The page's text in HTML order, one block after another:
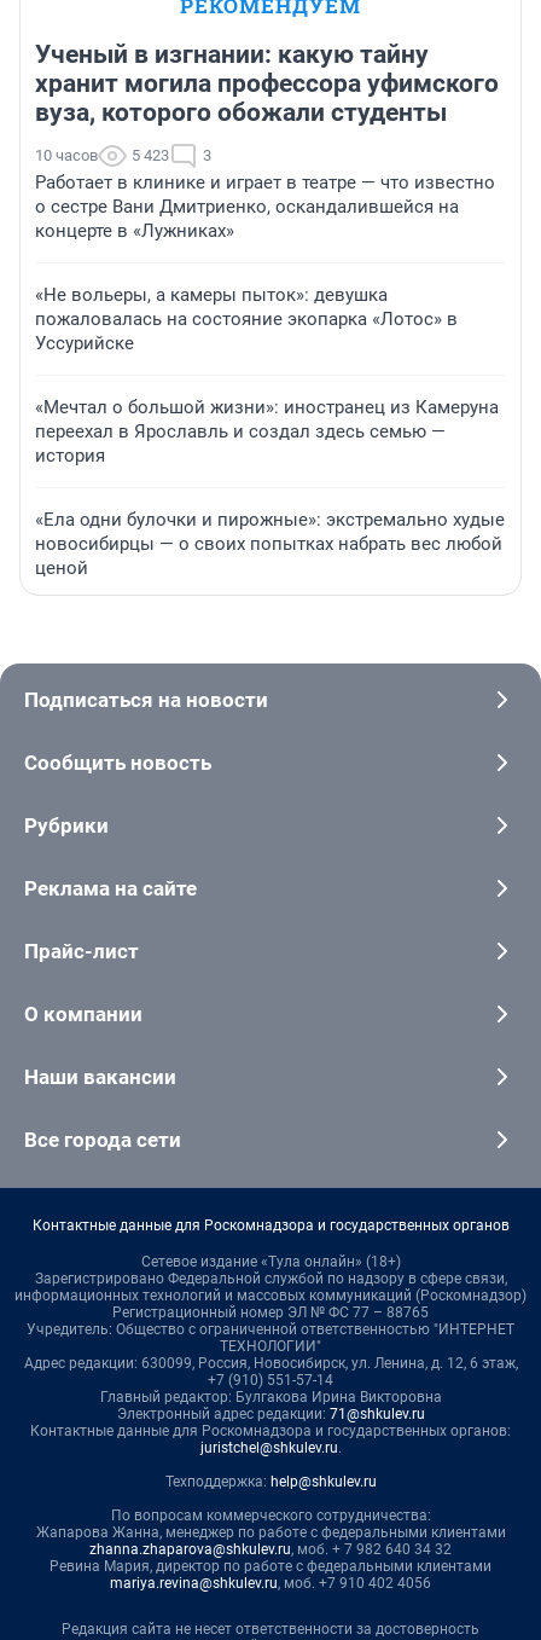
Ученый в изгнании: какую тайну
хранит могила профессора уфимского
вуза, которого обожали студенты
10 часов 5 423 3
Работает в клинике и играет в театре — что известно
о сестре Вани Дмитриенко, оскандалившейся на
концерте в «Лужниках»
«Не вольеры, а камеры пыток»: девушка
пожаловалась на состояние экопарка «Лотос» в
Уссурийске
«Мечтал о большой жизни»: иностранец из Камеруна
переехал в Ярославль и создал здесь семью —
история
«Ела одни булочки и пирожные»: экстремально худые
новосибирцы — о своих попытках набрать вес любой
ценой
Подписаться на новости
Сообщить новость
Рубрики
Реклама на сайте
Прайс-лист
О компании
Наши вакансии
Все города сети
Контактные данные для Роскомнадзора и государственных органов
Сетевое издание «Тула онлайн» (18+)
Зарегистрировано Федеральной службой по надзору в сфере связи,
информационных технологий и массовых коммуникаций (Роскомнадзор)
Регистрационный номер ЭЛ № ФС 77 – 88765
Учредитель: Общество с ограниченной ответственностью "ИНТЕРНЕТ
ТЕХНОЛОГИИ"
Адрес редакции: 630099, Россия, Новосибирск, ул. Ленина, д. 12, 6 этаж,
+7 (910) 551-57-14
Главный редактор: Булгакова Ирина Викторовна
Электронный адрес редакции: 71@shkulev.ru
Контактные данные для Роскомнадзора и государственных органов:
juristchel@shkulev.ru.
Техподдержка: help@shkulev.ru
По вопросам коммерческого сотрудничества:
Жапарова Жанна, менеджер по работе с федеральными клиентами
zhanna.zhaparova@shkulev.ru, моб. + 7 982 640 34 32
Ревина Мария, директор по работе с федеральными клиентами
mariya.revina@shkulev.ru, моб. +7 910 402 4056
Редакция сайта не несет ответственности за достоверность